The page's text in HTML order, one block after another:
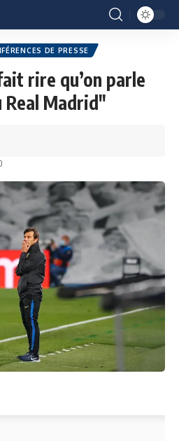
DE PRESSE
rire qu’on parle
Real Madrid"